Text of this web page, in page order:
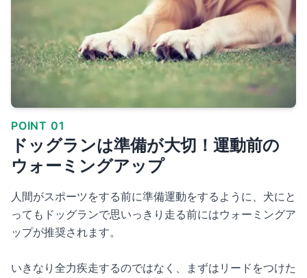
POINT 01
ドッグランは準備が大切！運動前の
ウォーミングアップ
人間がスポーツをする前に準備運動をするように、犬にと
ってもドッグランで思いっきり走る前にはウォーミングア
ップが推奨されます。
いきなり全力疾走するのではなく、まずはリードをつけた